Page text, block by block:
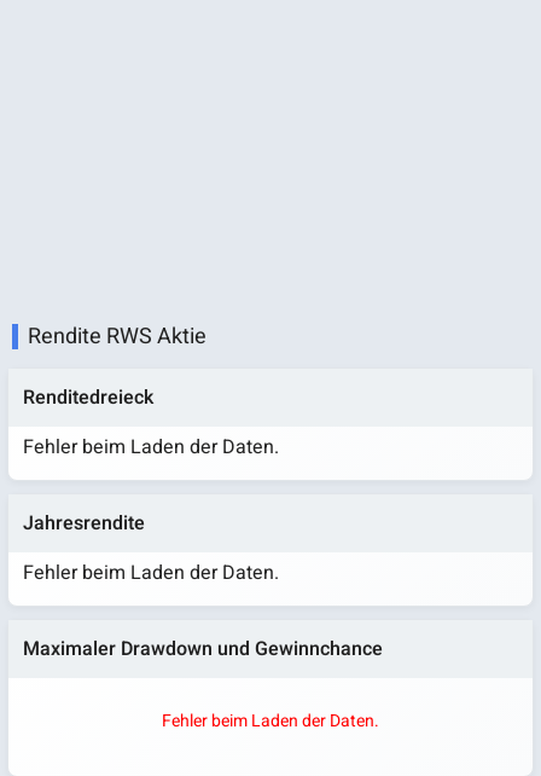
Rendite RWS Aktie
Renditedreieck
Fehler beim Laden der Daten.
Jahresrendite
Fehler beim Laden der Daten.
Maximaler Drawdown und Gewinnchance
Fehler beim Laden der Daten.